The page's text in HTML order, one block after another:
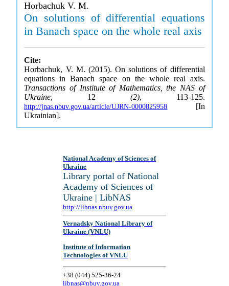
Horbachuk V. M.
On solutions of differential equations
in Banach space on the whole real axis
Cite:
Horbachuk, V. M. (2015). On solutions of differential
equations in Banach space on the whole real axis.
Transactions of Institute of Mathematics, the NAS of
Ukraine, 12 (2), 113-125.
http://jnas.nbuv.gov.ua/article/UJRN-0000825958 [In
Ukrainian].
National Academy of Sciences of
Ukraine
Library portal of National
Academy of Sciences of
Ukraine | LibNAS
http://libnas.nbuv.gov.ua
Vernadsky National Library of
Ukraine (VNLU)
Institute of Information
Technologies of VNLU
+38 (044) 525-36-24
libnas@nbuv.gov.ua